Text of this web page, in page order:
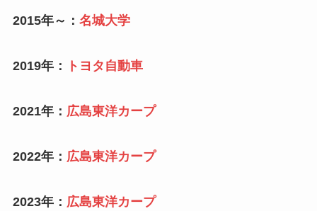
2015年～： 名城大学
2019年： トヨタ自動車
2021年： 広島東洋カープ
2022年： 広島東洋カープ
2023年： 広島東洋カープ